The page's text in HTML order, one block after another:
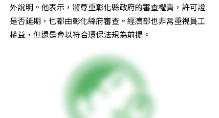
外說明。他表示，將尊重彰化縣政府的審查權責，許可證
是否延期，也都由彰化縣府審查。經濟部也非常重視員工
權益，但還是會以符合環保法規為前提。